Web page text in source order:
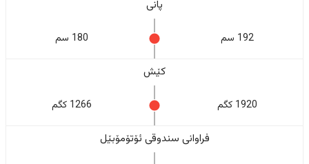
پانی
192 سم 180 سم
کێش
1920 کگم 1266 کگم
فراوانی سندوقی ئۆتۆمۆبێل